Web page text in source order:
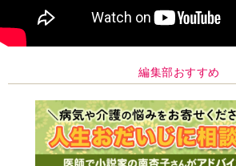
編集部おすすめ